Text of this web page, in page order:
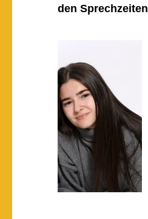
den Sprechzeiten